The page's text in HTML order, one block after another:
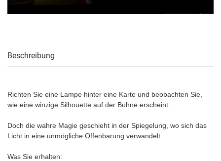
Beschreibung
Richten Sie eine Lampe hinter eine Karte und beobachten Sie,
wie eine winzige Silhouette auf der Bühne erscheint.
Doch die wahre Magie geschieht in der Spiegelung, wo sich das
Licht in eine unmögliche Offenbarung verwandelt.
Was Sie erhalten: